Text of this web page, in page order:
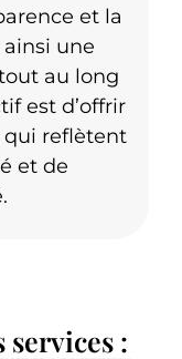
et la
une
au long
est d’offrir
qui reflètent
et de
services :